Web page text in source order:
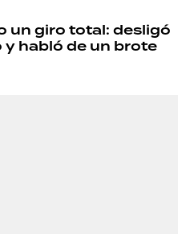
un giro total: desligó
habló de un brote